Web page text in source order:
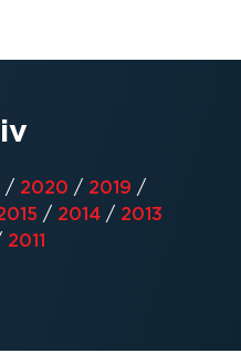
/ 2020 / 2019 /
/ 2014 / 2013
2011